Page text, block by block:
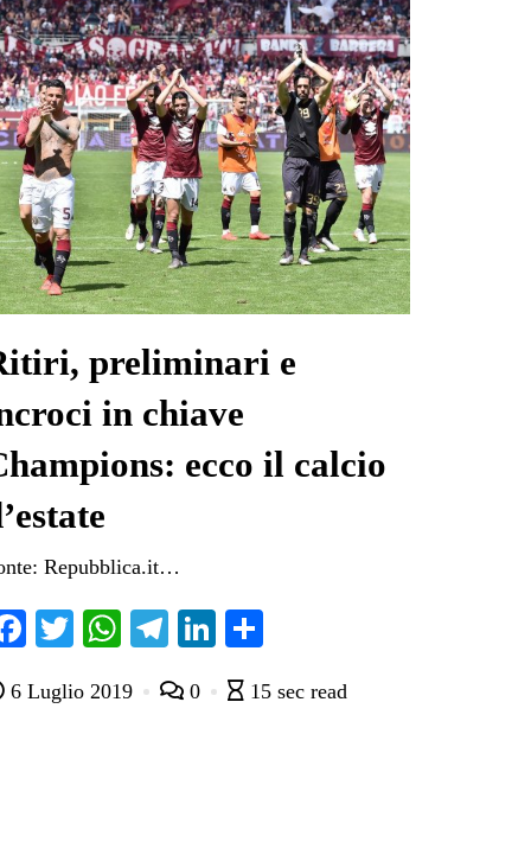
preliminari e
in chiave
ecco il calcio
Repubblica.it…
Fa
bo
T
tte
W
ts
Te
gr
Li
ed di
6 Luglio 2019 0 15 sec read